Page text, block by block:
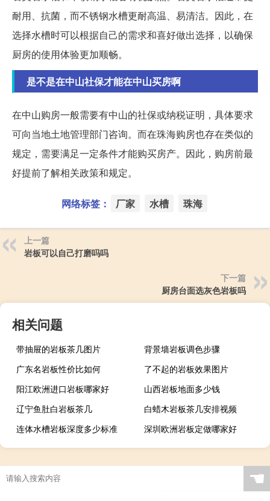
耐用、抗菌，而不锈钢水槽更耐高温、易清洁。因此，在
选择水槽时可以根据自己的需求和喜好做出选择，以确保
厨房的使用体验更加顺畅。
是不是在中山社保才能在中山买房啊
在中山购房一般需要有中山的社保或纳税证明，具体要求
可向当地土地管理部门咨询。而在珠海购房也存在类似的
规定，需要满足一定条件才能购买房产。因此，购房前最
好提前了解相关政策和规定。
网络标签： 厂家 水槽 珠海
上一篇
岩板可以自己打磨吗吗
下一篇
厨房台面选灰色岩板吗
相关问题
带抽屉的岩板茶几图片
背景墙岩板调色步骤
广东名岩板性价比如何
了不起的岩板效果图片
阳江欧洲进口岩板哪家好
山西岩板地面多少钱
辽宁鱼肚白岩板茶几
白蜡木岩板茶几安排视频
连体水槽岩板深度多少标准
深圳欧洲岩板定做哪家好
广西现代简约岩板贵吗
岩板当背景墙好吗
茶几桌客厅京东自营岩板
瓷砖岩板能打磨吗吗
☚